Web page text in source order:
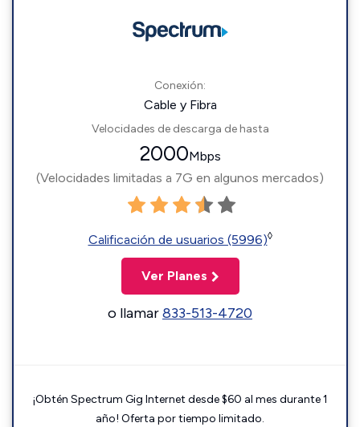
Conexión:
Cable y Fibra
Velocidades de descarga de hasta
2000Mbps
(Velocidades limitadas a 7G en algunos mercados)
Calificación de usuarios (5996)◊
Ver Planes
o llamar833-513-4720
¡Obtén Spectrum Gig Internet desde $60 al mes durante 1
año! Oferta por tiempo limitado.